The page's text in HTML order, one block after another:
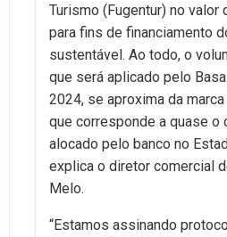
Turismo (Fugentur) no valor
para fins de financiamento
sustentável. Ao todo, o
que será aplicado pelo
2024, se aproxima da
que corresponde a quase o
alocado pelo banco no
explica o diretor comercial
Melo.
“Estamos assinando